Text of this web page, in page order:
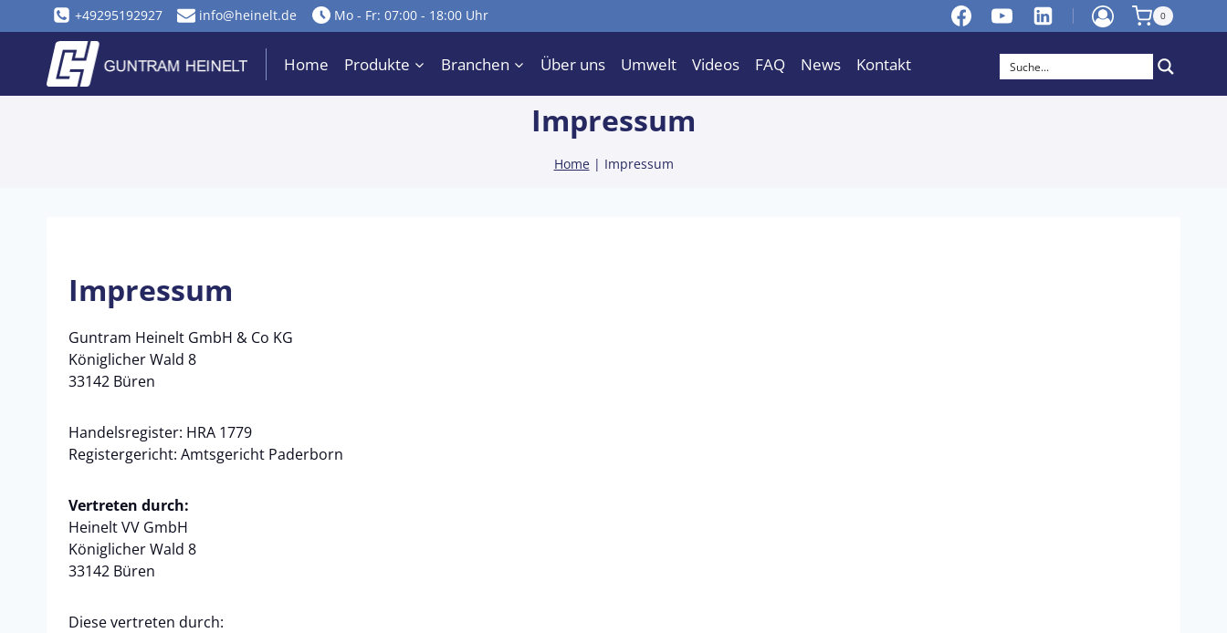
Inhalt
springen
+49295192927 info@heinelt.de Mo - Fr: 07:00 - 18:00 Uhr 0
Home Produkte Branchen Über uns Umwelt Videos FAQ News Kontakt
Impressum
Home| Impressum
Impressum
Guntram Heinelt GmbH & Co KG
Königlicher Wald 8
33142 Büren
Handelsregister: HRA 1779
Registergericht: Amtsgericht Paderborn
Vertreten durch:
Heinelt VV GmbH
Königlicher Wald 8
33142 Büren
Diese vertreten durch: